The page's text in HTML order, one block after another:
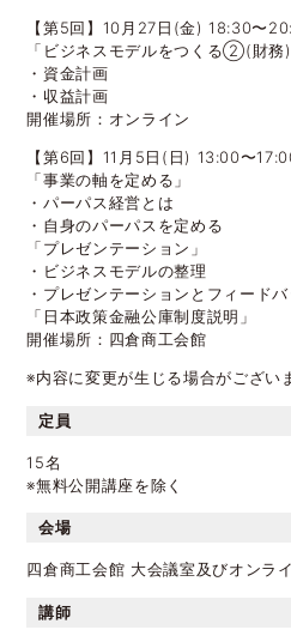
【第5回】10月27日(金) 18:30〜
「ビジネスモデルをつくる②(財務)
・資金計画
・収益計画
開催場所：オンライン
【第6回】11月5日(日) 13:00〜
「事業の軸を定める」
・パーパス経営とは
・自身のパーパスを定める
「プレゼンテーション」
・ビジネスモデルの整理
・プレゼンテーションとフィード
「日本政策金融公庫制度説明」
開催場所：四倉商工会館
※内容に変更が生じる場合がござい
定員
15名
※無料公開講座を除く
会場
四倉商工会館 大会議室及びオンラ
講師